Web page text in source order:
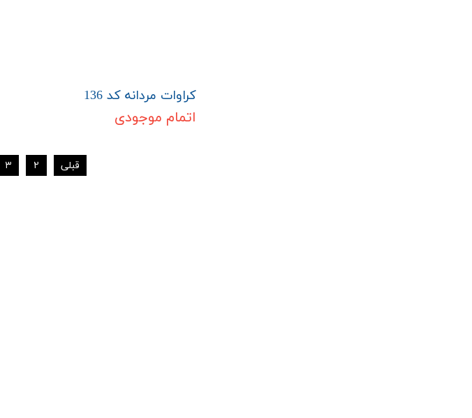
کراوات مردانه کد 136
اتمام موجودی
قبلی ۲ ۳